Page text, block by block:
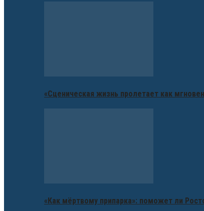
«Сценическая жизнь пролетает как
«Как мёртвому припарка»: поможет ли